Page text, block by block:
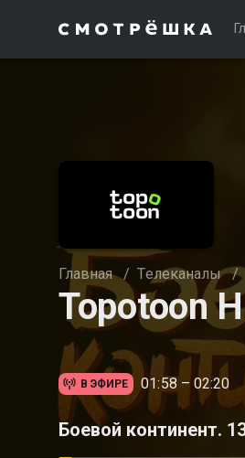
Главная / Телеканалы /
Topotoon
В ЭФИРЕ 01:58 – 02:20
Боевой континент.